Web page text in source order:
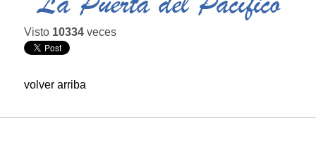
Visto 10334 veces
volver arriba